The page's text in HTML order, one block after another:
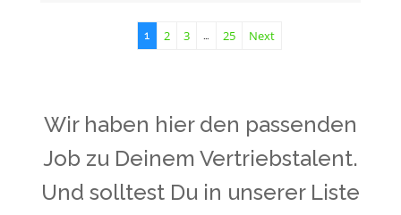
1 2 3 … 25 Next
Wir haben hier den passenden
Job zu Deinem Vertriebstalent.
Und solltest Du in unserer Liste